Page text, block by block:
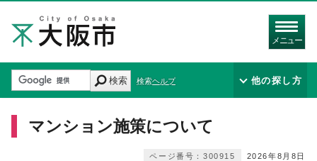
メニュー
検索 検索ヘルプ 他の探し方
マンション施策について
2026年8月8日
ページ番号：300915